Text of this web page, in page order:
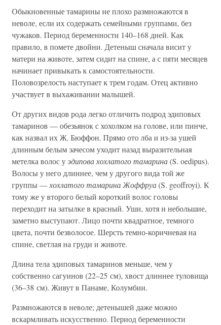
Обыкновенные тамарины не плохо размножаются в
неволе, если их содержать семейными группами, без
чужаков. Период беременности 140–168 дней. Как
правило, в помете двойни. Детеныш сначала висит у
матери на животе, затем сидит на спине, а с пяти месяцев
начинает привыкать к самостоятельности.
Половозрелость наступает к трем годам. Отец активно
участвует в выхаживании малышей.
От других видов рода легко отличить подрод эдиповых
тамаринов — обезьянок с хохолком на голове, или пинче,
как назвал их Ж. Бюффон. Прямо ото лба и из-за ушей
длинным белым зачесом уходит назад выразительная
метелка волос уэдипова хохлатого тамарина(S. oedipus).
Волосы у него длиннее, чем у другого вида той же
группы —хохлатого тамарина Жоффруа(S. geoffroyi). К
тому же у второго белый короткий волос головы
переходит на затылке в красный. Уши, хотя и небольшие,
заметно выступают. Лицо почти квадратное, темного
цвета, почти безволосое. Шерсть темно-коричневая на
спине, светлая на груди и животе.
Длина тела эдиповых тамаринов меньше, чем у
собственно сагуинов (22–25 см), хвост длиннее туловища
(36–38 см). Живут в Панаме, Колумбии.
Размножаются в неволе; детенышей даже можно
вскармливать искусственно. Период беременности